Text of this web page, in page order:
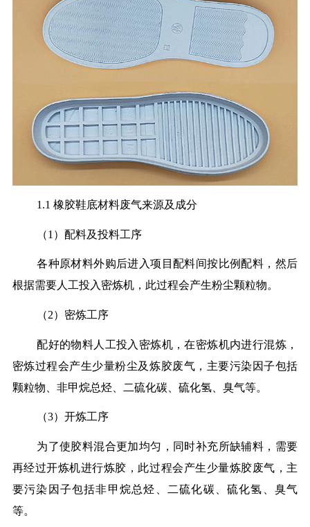
1.1 橡胶鞋底材料废气来源及成分
（1）配料及投料工序
各种原材料外购后进入项目配料间按比例配料，然后
根据需要人工投入密炼机，此过程会产生粉尘颗粒物。
（2）密炼工序
配好的物料人工投入密炼机，在密炼机内进行混炼，
密炼过程会产生少量粉尘及炼胶废气，主要污染因子包括
颗粒物、非甲烷总烃、二硫化碳、硫化氢、臭气等。
（3）开炼工序
为了使胶料混合更加均匀，同时补充所缺辅料，需要
再经过开炼机进行炼胶，此过程会产生少量炼胶废气，主
要污染因子包括非甲烷总烃、二硫化碳、硫化氢、臭气
等。